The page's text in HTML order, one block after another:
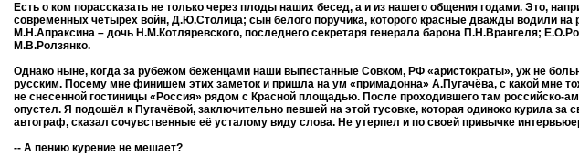
Есть о ком порассказать не только через плоды наших бесед, а и из нашего общения годами. Это,
современных четырёх войн, Д.Ю.Столица; сын белого поручика, которого красные дважды водили
М.Н.Апраксина – дочь Н.М.Котляревского, последнего секретаря генерала барона П.Н.Врангеля;
М.В.Ролзянко.
Однако ныне, когда за рубежом беженцами наши выпестанные Совком, РФ «аристократы», уж не
русским. Посему мне финишем этих заметок и пришла на ум «примадонна» А.Пугачёва, с какой мне
не снесенной гостиницы «Россия» рядом с Красной площадью. После проходившего там российско-
опустел. Я подошёл к Пугачёвой, заключительно певшей на этой тусовке, которая одиноко курила
автограф, сказал сочувственные её усталому виду слова. Не утерпел и по своей привычке
-- А пению курение не мешает?